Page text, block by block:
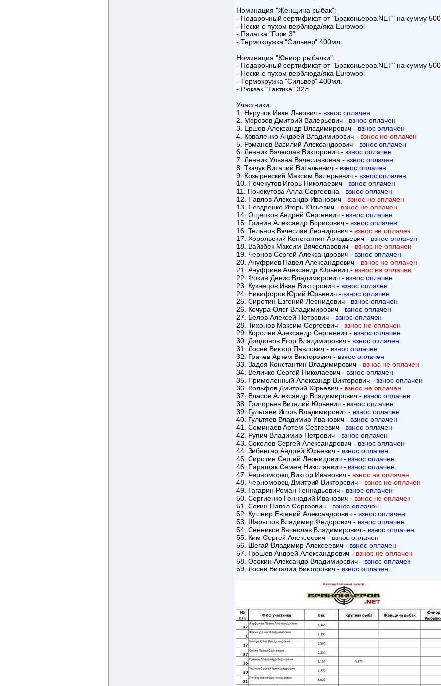
Номинация "Женщина рыбак":
- Подарочный сертификат от "Браконьеров.NET" на сумму
- Носки с пухом верблюда/яка Eurowool
- Палатка "Гори 3"
- Термокружка "Сильвер" 400мл.
Номинация "Юниор рыбалки":
- Подарочный сертификат от "Браконьеров.NET" на сумму
- Носки с пухом верблюда/яка Eurowool
- Термокружка "Сильвер" 400мл.
- Рюкзак "Тактика" 32л.
Участники:
1. Неручок Иван Львович - взнос оплачен
2. Морозов Дмитрий Валерьевич - взнос оплачен
3. Ершов Александр Владимирович - взнос оплачен
4. Коваленко Андрей Владимирович - взнос не оплачен
5. Романов Василий Александрович - взнос оплачен
6. Ленник Вячеслав Викторович - взнос оплачен
7. Ленник Ульяна Вячеславовна - взнос оплачен
8. Ткачук Виталий Витальевич - взнос оплачен
9. Козыревский Максим Валерьевич - взнос оплачен
10. Почекутов Игорь Николаевич - взнос оплачен
11. Почекутова Алла Сергеевна - взнос оплачен
12. Павлов Александр Иванович - взнос не оплачен
13. Ноздренко Игорь Юрьевич - взнос не оплачен
14. Ощепков Андрей Сергеевич - взнос оплачен
15. Гринин Александр Борисович - взнос оплачен
16. Тельнов Вячеслав Леонидович - взнос не оплачен
17. Хорольский Константин Аркадьевич - взнос оплачен
18. Вайзбек Максим Вячеславович - взнос не оплачен
19. Чернов Сергей Александрович - взнос оплачен
20. Ануфриев Павел Александрович - взнос не оплачен
21. Ануфриев Александр Юрьевич - взнос не оплачен
22. Фокин Денис Владимирович - взнос оплачен
23. Кузнецов Иван Викторович - взнос оплачен
24. Никифоров Юрий Юрьевич - взнос оплачен
25. Сиротин Евгений Леонидович - взнос оплачен
26. Кочура Олег Владимирович - взнос оплачен
27. Белов Алексей Петрович - взнос оплачен
28. Тихонов Максим Сергеевич - взнос не оплачен
29. Королев Александр Сергеевич - взнос оплачен
30. Долдонов Егор Владимирович - взнос оплачен
31. Лосев Виктор Павлович - взнос оплачен
32. Грачев Артем Викторович - взнос оплачен
33. Задоя Константин Владимирович - взнос не оплачен
34. Величко Сергей Николаевич - взнос оплачен
35. Примоленный Александр Викторович - взнос оплачен
36. Вольфов Дмитрий Юрьевич - взнос не оплачен
37. Власов Александр Владимирович - взнос оплачен
38. Григорьев Виталий Юрьевич - взнос оплачен
39. Гультяев Игорь Владимирович - взнос оплачен
40. Гультяев Владимир Иванович - взнос оплачен
41. Семинаев Артем Сергеевич - взнос оплачен
42. Рупич Владимир Петрович - взнос оплачен
43. Соколов Сергей Александрович - взнос оплачен
44. Зибенгар Андрей Юрьевич - взнос оплачен
45. Сиротин Сергей Леонидович - взнос оплачен
46. Паращак Семен Николаевич - взнос оплачен
47. Черноморец Виктор Иванович - взнос не оплачен
48. Черноморец Дмитрий Викторович - взнос не оплачен
49. Гагарин Роман Геннадьевич - взнос оплачен
50. Сергиенко Геннадий Иванович - взнос не оплачен
51. Секин Павел Сергеевич - взнос оплачен
52. Кушнир Евгений Александрович - взнос оплачен
53. Шарыпов Владимир Федорович - взнос оплачен
54. Сенников Вячеслав Владимирович - взнос оплачен
55. Ким Сергей Алексеевич - взнос оплачен
56. Шегай Владимир Алексеевич - взнос оплачен
57. Грошев Андрей Александрович - взнос не оплачен
58. Осокин Александр Владимирович - взнос оплачен
59. Лосев Виталий Викторович - взнос оплачен